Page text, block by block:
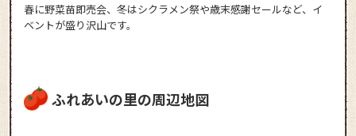
春に野菜苗即売会、冬はシクラメン祭や歳末感謝セールなど、イ
ベントが盛り沢山です。
ふれあいの里の周辺地図